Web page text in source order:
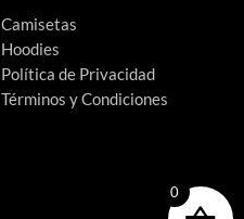
Camisetas
Hoodies
Política de Privacidad
Términos y Condiciones
0